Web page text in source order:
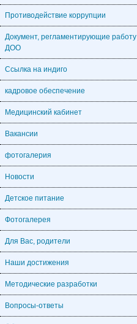
Противодействие коррупции
Документ, регламентирующие работу
ДОО
Ссылка на индиго
кадровое обеспечение
Медицинский кабинет
Вакансии
фотогалерия
Новости
Детское питание
Фотогалерея
Для Вас, родители
Наши достижения
Методические разработки
Вопросы-ответы